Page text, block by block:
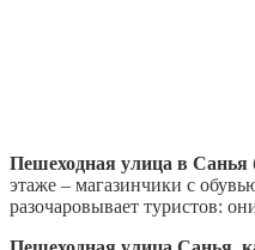
Пешеходная улица в Санья
этаже – магазинчики с
разочаровывает туристов: